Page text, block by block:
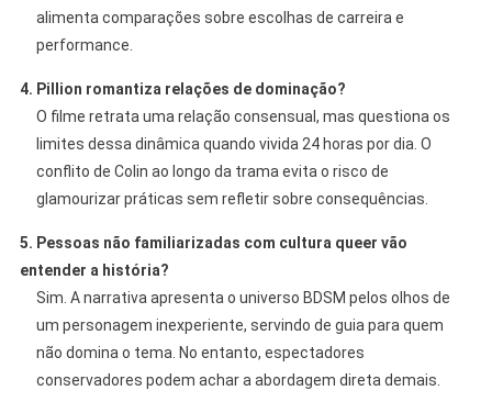
alimenta comparações sobre escolhas de carreira e
performance.
4. Pillion romantiza relações de dominação?
O filme retrata uma relação consensual, mas questiona os
limites dessa dinâmica quando vivida 24 horas por dia. O
conflito de Colin ao longo da trama evita o risco de
glamourizar práticas sem refletir sobre consequências.
5. Pessoas não familiarizadas com cultura queer vão
entender a história?
Sim. A narrativa apresenta o universo BDSM pelos olhos de
um personagem inexperiente, servindo de guia para quem
não domina o tema. No entanto, espectadores
conservadores podem achar a abordagem direta demais.